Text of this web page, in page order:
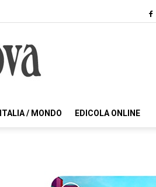
ITALIA / MONDO EDICOLA ONLINE